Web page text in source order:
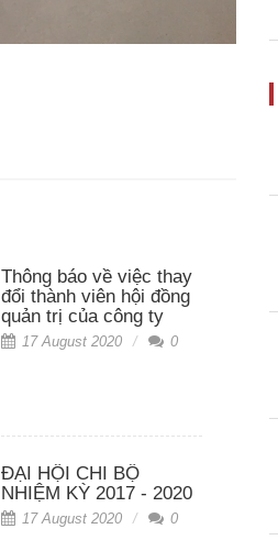
Thông báo về việc thay
đổi thành viên hội đồng
quản trị của công ty
17 August 2020 0
ĐẠI HỘI CHI BỘ
NHIỆM KỲ 2017 - 2020
17 August 2020 0